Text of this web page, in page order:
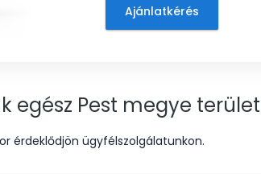
Ajánlatkérés
egész Pest megye
érdeklődjön ügyfélszolgálatunkon.